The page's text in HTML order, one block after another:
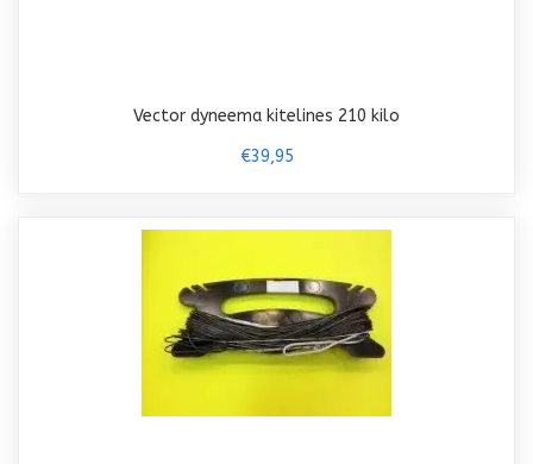
Vector dyneema kitelines 210 kilo
€39,95